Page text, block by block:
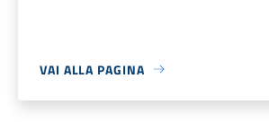
VAI ALLA PAGINA